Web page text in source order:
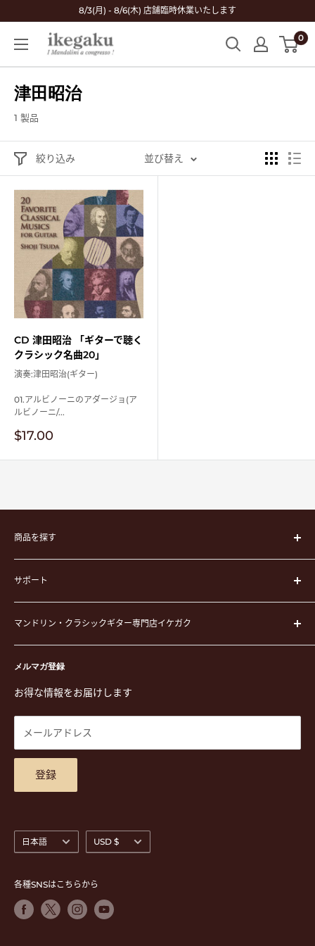
ン
プ
8/3(月) - 8/6(木) 店舗臨時休業いたします
Mandolin
&
Shop
0
津田昭治
1 製品
絞り込み 並び替え
CD 津田昭治 「ギターで聴く
クラシック名曲20」
演奏:津田昭治(ギター)
01.アルビノーニのアダージョ(ア
ルビノーニ/...
販
価
$17.00
商品を探す
楽器
楽器ケース
弦
ピック
演奏用品
ステーショナリー&アクセサリー
楽譜
DVD
チケット
楽器レンタル
サポート
運営会社
イケガクについて
お買い物ガイド
特定商取引法に基づく表示
プライバシーポリシー
商品検索
お問合せ
アクセスマップ
メルマガ登録
お得な情報をお届けします
メールアドレス
登録
マンドリン・クラシックギター専門店イケガク
〒171-0021 東京都豊島区西池袋3-23-5 芦沢ビル2F
TEL. 03-5952-1391 / FAX. 03-5952-1392
営業時間 月-水,金,土 11:00-19:00 / 日,祝 11:00-18:00 (木曜定
休)
語
日本語
貨
USD $
各種SNSはこちらから